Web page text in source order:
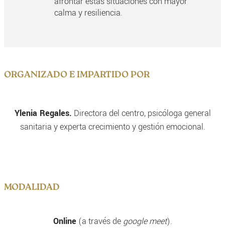
calma y resiliencia.
ORGANIZADO E IMPARTIDO POR
Ylenia Regales. Directora del centro, psicóloga general
sanitaria y experta crecimiento y gestión emocional.
MODALIDAD
Online(a través degoogle meet).